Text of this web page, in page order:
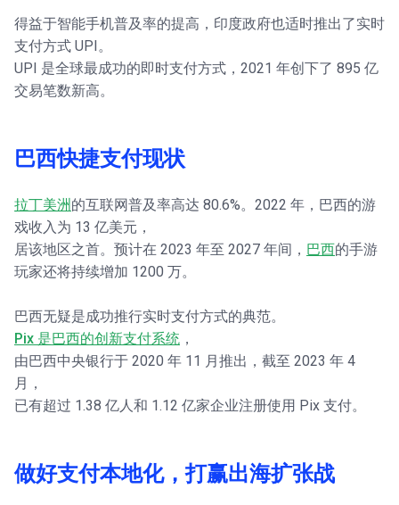
得益于智能手机普及率的提高，印度政府也适时推出了实时
支付方式 UPI。
UPI 是全球最成功的即时支付方式，2021 年创下了 895 亿
交易笔数新高。
巴西快捷支付现状
拉丁美洲 的互联网普及率高达 80.6%。2022 年，巴西的游
戏收入为 13 亿美元，
居该地区之首。预计在 2023 年至 2027 年间， 巴西的手游
玩家还将持续增加 1200 万。
巴西无疑是成功推行实时支付方式的典范。
Pix 是巴西的创新支付系统 ，
由巴西中央银行于 2020 年 11 月推出，截至 2023 年 4
月，
已有超过 1.38 亿人和 1.12 亿家企业注册使用 Pix 支付。
做好支付本地化，打赢出海扩张战